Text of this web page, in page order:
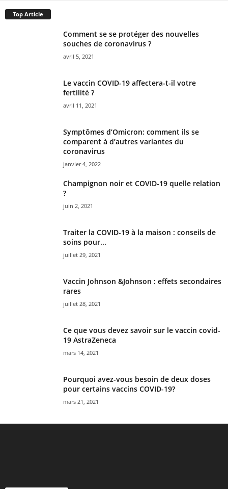
Top Article
Comment se se protéger des nouvelles
souches de coronavirus ?
avril 5, 2021
Le vaccin COVID-19 affectera-t-il votre
fertilité ?
avril 11, 2021
Symptômes d’Omicron: comment ils se
comparent à d’autres variantes du
coronavirus
janvier 4, 2022
Champignon noir et COVID-19 quelle relation
?
juin 2, 2021
Traiter la COVID-19 à la maison : conseils de
soins pour...
juillet 29, 2021
Vaccin Johnson &Johnson : effets secondaires
rares
juillet 28, 2021
Ce que vous devez savoir sur le vaccin covid-
19 AstraZeneca
mars 14, 2021
Pourquoi avez-vous besoin de deux doses
pour certains vaccins COVID-19?
mars 21, 2021